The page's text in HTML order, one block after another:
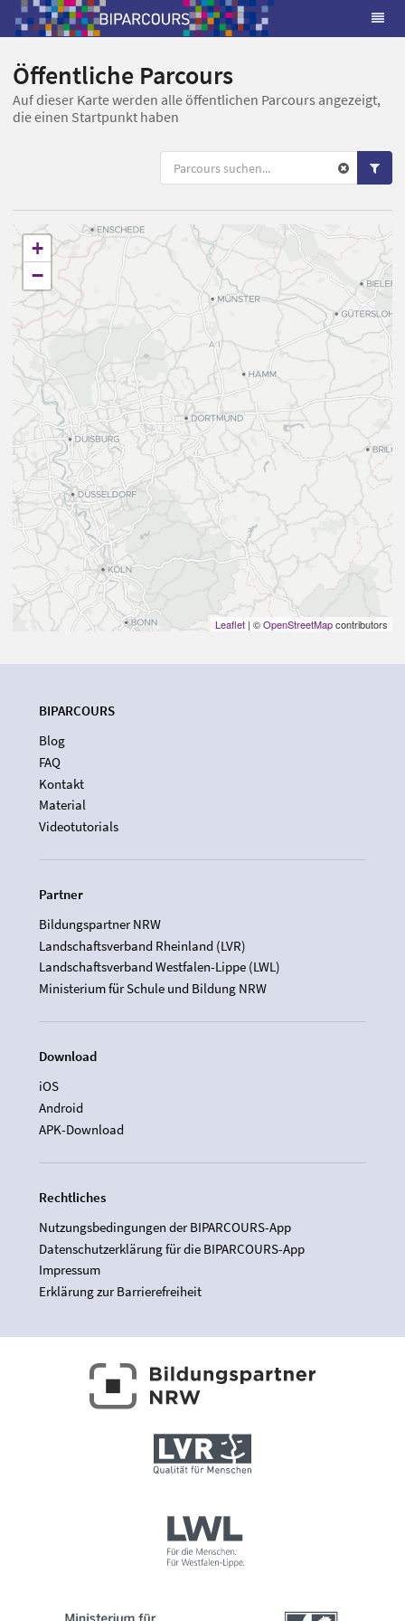
Öffentliche Parcours
Auf dieser Karte werden alle öffentlichen Parcours angezeigt,
die einen Startpunkt haben
+
−
Leaflet | ©OpenStreetMapcontributors
BIPARCOURS
Blog
FAQ
Kontakt
Material
Videotutorials
Partner
Bildungspartner NRW
Landschaftsverband Rheinland (LVR)
Landschaftsverband Westfalen-Lippe (LWL)
Ministerium für Schule und Bildung NRW
Download
iOS
Android
APK-Download
Rechtliches
Nutzungsbedingungen der BIPARCOURS-App
Datenschutzerklärung für die BIPARCOURS-App
Impressum
Erklärung zur Barrierefreiheit